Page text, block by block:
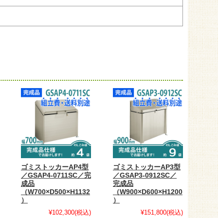
ゴミストッカーAP4型
／GSAP4-0711SC／完
成品
（W700×D500×H1132
）
¥102,300(税込)
ゴミストッカーAP3型
／GSAP3-0912SC／
完成品
（W900×D600×H1200
）
¥151,800(税込)